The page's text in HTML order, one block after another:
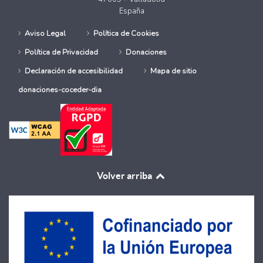
España
Aviso Legal
Política de Cookies
Política de Privacidad
Donaciones
Declaración de accesibilidad
Mapa de sitio
donaciones-coceder-dia
Volver arriba